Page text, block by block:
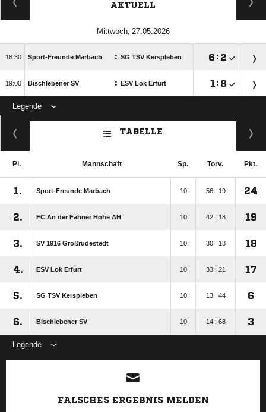
AKTUELL
 
 Sport-Freunde Marbach : SG TSV Kerspleben  : 
 Bischlebener SV : ESV Lok Erfurt  : 
Legende
ANZEIGE
TABELLE
Pl. Mannschaft Sp. Torv. Pkt.
1. Sport-Freunde Marbach 10 56 : 19 24
2. FC An der Fahner Höhe AH 10 42 : 18 19
3. SV 1916 Großrudestedt 10 30 : 18 18
4. ESV Lok Erfurt 10 33 : 21 17
5. SG TSV Kerspleben 10 13 : 44 6
6. Bischlebener SV 10 14 : 68 3
Legende
ANZEIGE
FALSCHES ERGEBNIS MELDEN